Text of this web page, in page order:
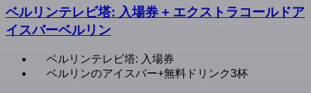
ベルリンテレビ塔: 入場券 + エクストラコールドア
イスバーベルリン
ベルリンテレビ塔: 入場券
ベルリンのアイスバー+無料ドリンク3杯